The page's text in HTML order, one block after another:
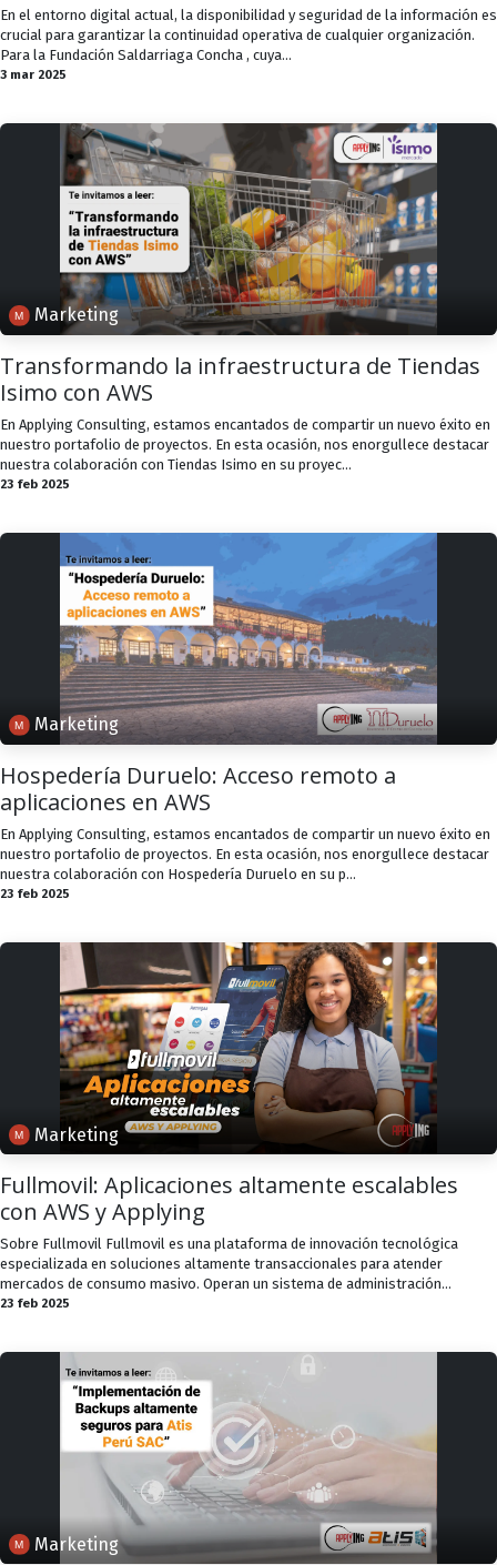
En el entorno digital actual, la disponibilidad y seguridad de la información es
crucial para garantizar la continuidad operativa de cualquier organización.
Para la Fundación Saldarriaga Concha , cuya...
3 mar 2025
Marketing
Transformando la infraestructura de Tiendas
Isimo con AWS
En Applying Consulting, estamos encantados de compartir un nuevo éxito en
nuestro portafolio de proyectos. En esta ocasión, nos enorgullece destacar
nuestra colaboración con Tiendas Isimo en su proyec...
23 feb 2025
Marketing
Hospedería Duruelo: Acceso remoto a
aplicaciones en AWS
En Applying Consulting, estamos encantados de compartir un nuevo éxito en
nuestro portafolio de proyectos. En esta ocasión, nos enorgullece destacar
nuestra colaboración con Hospedería Duruelo en su p...
23 feb 2025
Marketing
Fullmovil: Aplicaciones altamente escalables
con AWS y Applying
Sobre Fullmovil Fullmovil es una plataforma de innovación tecnológica
especializada en soluciones altamente transaccionales para atender
mercados de consumo masivo. Operan un sistema de administración...
23 feb 2025
Marketing